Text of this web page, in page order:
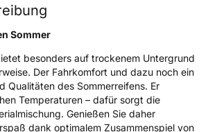
Sommer
besonders auf trockenem Untergrund
Der Fahrkomfort und dazu noch ein
Qualitäten des Sommerreifens. Er
Temperaturen – dafür sorgt die
Genießen Sie daher
dank optimalem Zusammenspiel von